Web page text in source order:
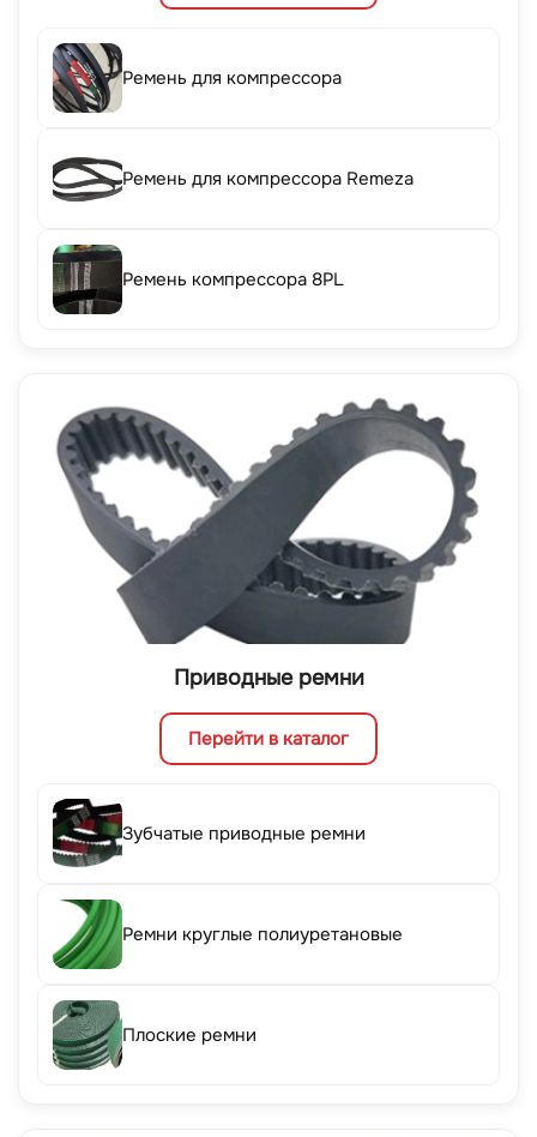
Ремень для компрессора
Ремень для компрессора Remeza
Ремень компрессора 8PL
Приводные ремни
Перейти в каталог
Зубчатые приводные ремни
Ремни круглые полиуретановые
Плоские ремни